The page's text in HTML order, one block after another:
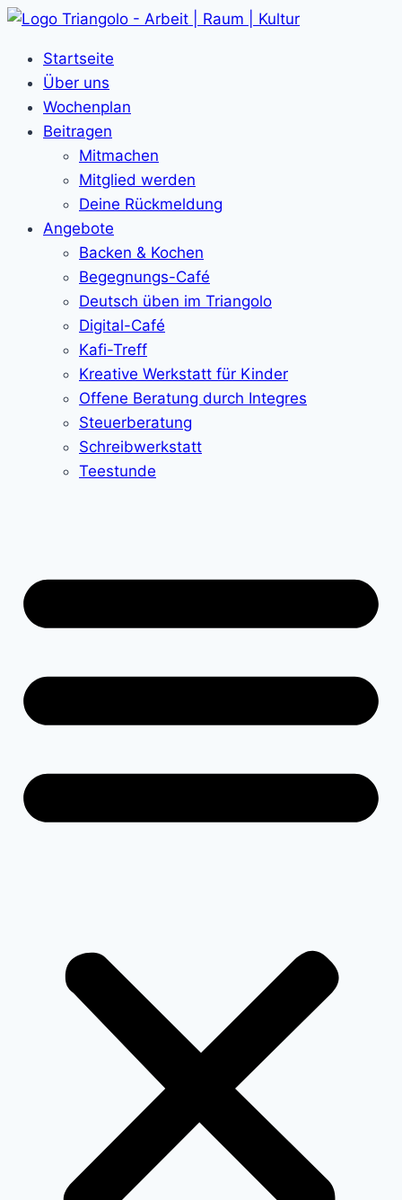
Zum
springenStartseite
Über uns
Wochenplan
Beitragen
Mitmachen
Mitglied werden
Deine Rückmeldung
Angebote
Backen & Kochen
Begegnungs-Café
Deutsch üben im Triangolo
Digital-Café
Kafi-Treff
Kreative Werkstatt für Kinder
Offene Beratung durch Integres
Steuerberatung
Schreibwerkstatt
Teestunde